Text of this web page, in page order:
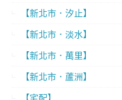
【新北市．汐止】
【新北市．淡水】
【新北市．萬里】
【新北市．蘆洲】
【宅配】